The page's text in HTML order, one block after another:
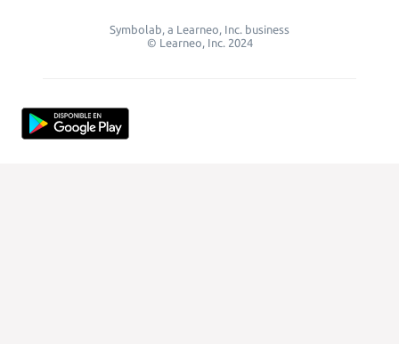
Symbolab, a Learneo, Inc. business
© Learneo, Inc. 2024